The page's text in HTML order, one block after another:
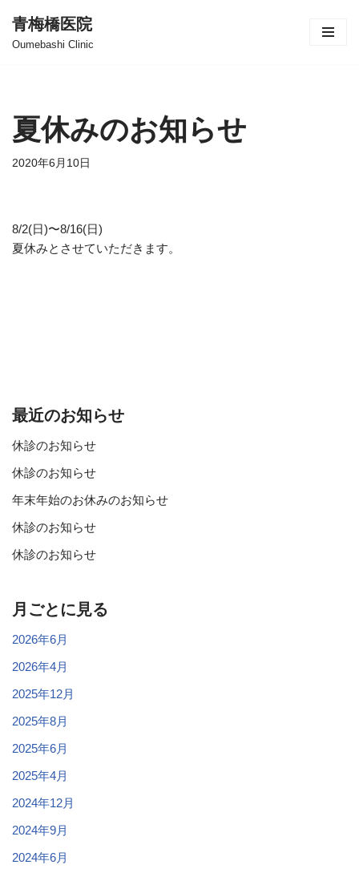
青梅橋医院
Oumebashi Clinic
夏休みのお知らせ
2020年6月10日
8/2(日)〜8/16(日)
夏休みとさせていただきます。
最近のお知らせ
休診のお知らせ
休診のお知らせ
年末年始のお休みのお知らせ
休診のお知らせ
休診のお知らせ
月ごとに見る
2026年6月
2026年4月
2025年12月
2025年8月
2025年6月
2025年4月
2024年12月
2024年9月
2024年6月